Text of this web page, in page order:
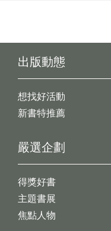
出版動態
想找好活動
新書特推薦
嚴選企劃
得獎好書
主題書展
焦點人物